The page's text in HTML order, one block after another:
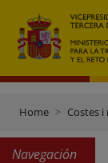
Home Costes
Navegación